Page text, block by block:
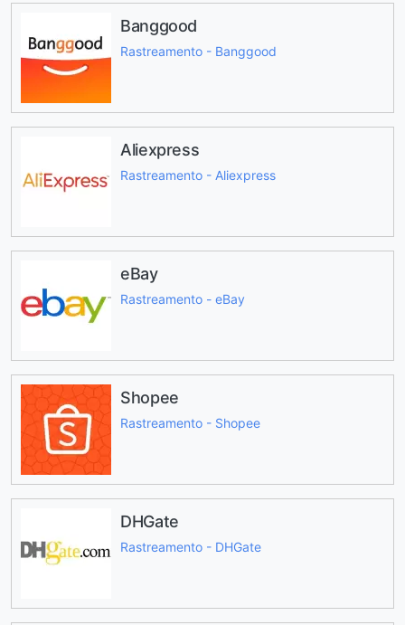
Banggood
Rastreamento - Banggood
Aliexpress
Rastreamento - Aliexpress
eBay
Rastreamento - eBay
Shopee
Rastreamento - Shopee
DHGate
Rastreamento - DHGate